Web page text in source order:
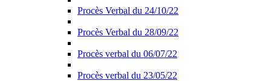
Procès Verbal du 24/10/22
Procès Verbal du 28/09/22
Procès verbal du 06/07/22
Procès verbal du 23/05/22